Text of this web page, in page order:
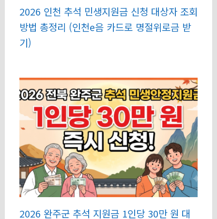
2026 인천 추석 민생지원금 신청 대상자 조회
방법 총정리 (인천e음 카드로 명절위로금 받
기)
2026 완주군 추석 지원금 1인당 30만 원 대